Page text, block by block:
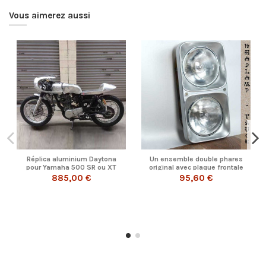
Vous aimerez aussi
Réplica aluminium Daytona
pour Yamaha 500 SR ou XT
885,00 €
Un ensemble double phares
original avec plaque frontale
en...
95,60 €